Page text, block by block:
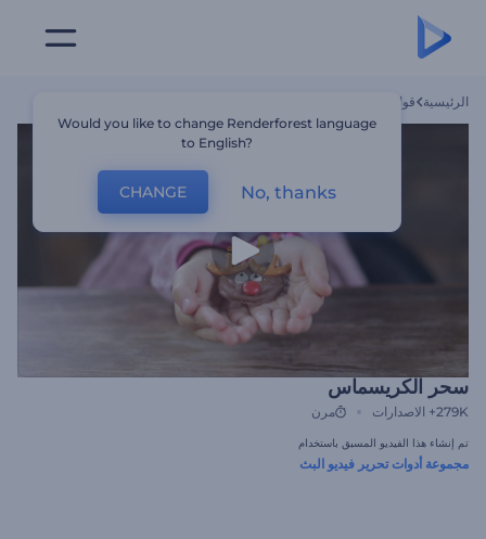
الرئيسية قوالب
سحر الكريسماس
279K+ الاصدارات مرن
تم إنشاء هذا الفيديو المسبق باستخدام
مجموعة أدوات تحرير فيديو البث
Would you like to change Renderforest language
to English?
CHANGE No, thanks